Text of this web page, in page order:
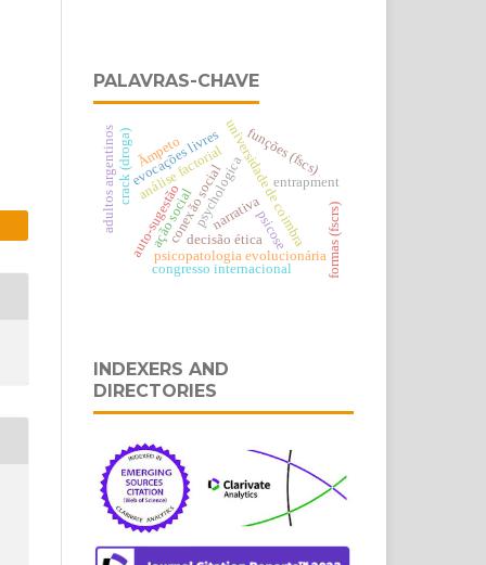
PALAVRAS-CHAVE
auto-sugestão
ação social universidade de coimbra
psychologica
análise factorial
narrativa
entrapment
psicopatologia evolucionária
evocações livres
crack (droga) conexão social
adultos argentinos
congresso internacional
funções (fscs)
psicose
Ãmpeto
formas (fscrs)
decisão ética
INDEXERS AND
DIRECTORIES